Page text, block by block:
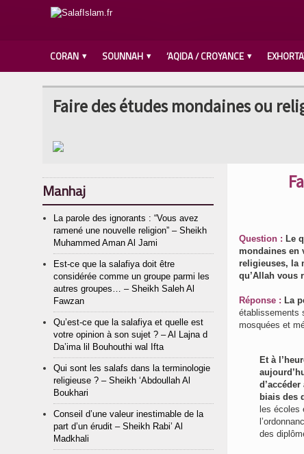
CORAN SOUNNAH ‘AQIDA / CROYANCE
Faire des études mondaines ou
Question : Le
mondaines en
religieuses, la
qu’Allah vous
Réponse : La
établissements
mosquées et
Et à
biais des
les écoles
des
Manhaj
La parole des ignorants : “Vous avez
ramené une nouvelle religion” – Sheikh
Muhammed Aman Al Jami
Est-ce que la salafiya doit être
considérée comme un groupe parmi les
autres groupes… – Sheikh Saleh Al
Fawzan
Qu’est-ce que la salafiya et quelle est
votre opinion à son sujet ? – Al Lajna d
Da’ima lil Bouhouthi wal Ifta
Qui sont les salafs dans la terminologie
religieuse ? – Sheikh ‘Abdoullah Al
Boukhari
Conseil d’une valeur inestimable de la
part d’un érudit – Sheikh Rabi’ Al
Madkhali